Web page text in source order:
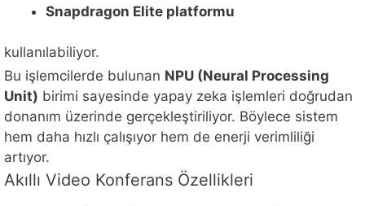
Snapdragon Elite platformu
kullanılabiliyor.
Bu işlemcilerde bulunan NPU (Neural Processing
Unit) birimi sayesinde yapay zeka işlemleri doğrudan
donanım üzerinde gerçekleştiriliyor. Böylece sistem
hem daha hızlı çalışıyor hem de enerji verimliliği
artıyor.
Akıllı Video Konferans Özellikleri